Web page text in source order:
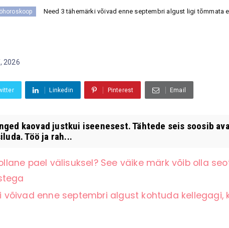
3 tähemärki võivad enne septembri algust ligi tõmmata eriti häid
2026
Linkedin Pinterest Email
kaovad justkui iseenesest. Tähtede seis soosib
Töö ja rah...
pael välisuksel? See väike märk võib olla
võivad enne septembri algust kohtuda kellegagi,